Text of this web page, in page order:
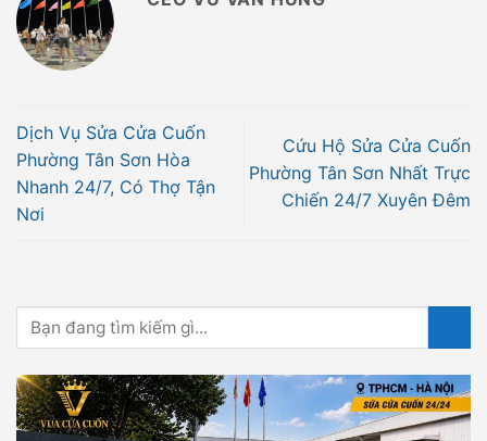
Dịch Vụ Sửa Cửa Cuốn
Phường Tân Sơn Hòa
Nhanh 24/7, Có Thợ Tận
Nơi
Cứu Hộ Sửa Cửa Cuốn
Phường Tân Sơn Nhất Trực
Chiến 24/7 Xuyên Đêm